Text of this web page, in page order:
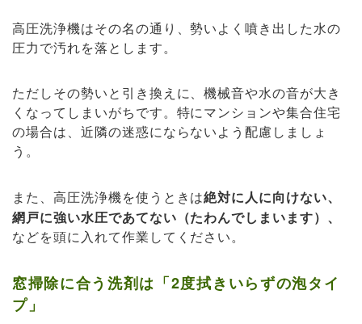
高圧洗浄機はその名の通り、勢いよく噴き出した水の
圧力で汚れを落とします。
ただしその勢いと引き換えに、機械音や水の音が大き
くなってしまいがちです。特にマンションや集合住宅
の場合は、近隣の迷惑にならないよう配慮しましょ
う。
また、高圧洗浄機を使うときは絶対に人に向けない、
網戸に強い水圧であてない（たわんでしまいます）、
などを頭に入れて作業してください。
窓掃除に合う洗剤は「2度拭きいらずの泡タイ
プ」